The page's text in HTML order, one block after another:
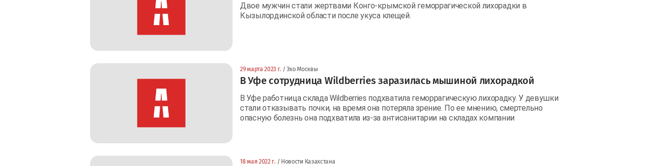
Двое мужчин стали жертвами Конго-крымской геморрагической лихорадки в
Кызылординской области после укуса клещей.
29 марта 2023 г. / Эхо Москвы
В Уфе сотрудница Wildberries заразилась мышиной лихорадкой
В Уфе работница склада Wildberries подхватила геморрагическую лихорадку. У девушки
стали отказывать почки, на время она потеряла зрение. По ее мнению, смертельно
опасную болезнь она подхватила из-за антисанитарии на складах компании
18 мая 2022 г. / Новости Казахстана